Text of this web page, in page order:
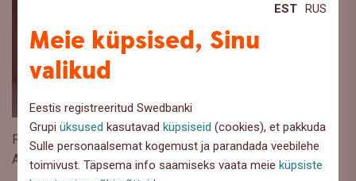
EST RUS
Meie küpsised, Sinu
valikud
Eestis registreeritud Swedbanki
Grupiüksused kasutavadküpsiseid (cookies), et pakkuda
Sulle personaalsemat kogemust ja parandada veebilehe
toimivust. Täpsema info saamiseks vaata meieküpsiste
Foto autor: Jake Farra
Aegub: 31.12.2075